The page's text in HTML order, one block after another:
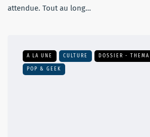
attendue. Tout au long…
A LA UNE CULTURE DOSSIER - THEMA
POP & GEEK